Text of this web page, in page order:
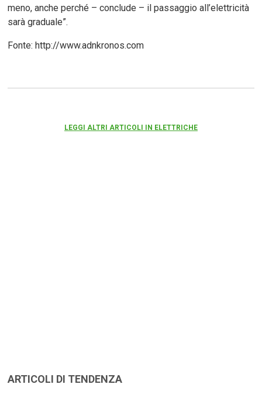
meno, anche perché – conclude – il passaggio all’elettricità
sarà graduale”.
Fonte: http://www.adnkronos.com
LEGGI ALTRI ARTICOLI IN ELETTRICHE
ARTICOLI DI TENDENZA